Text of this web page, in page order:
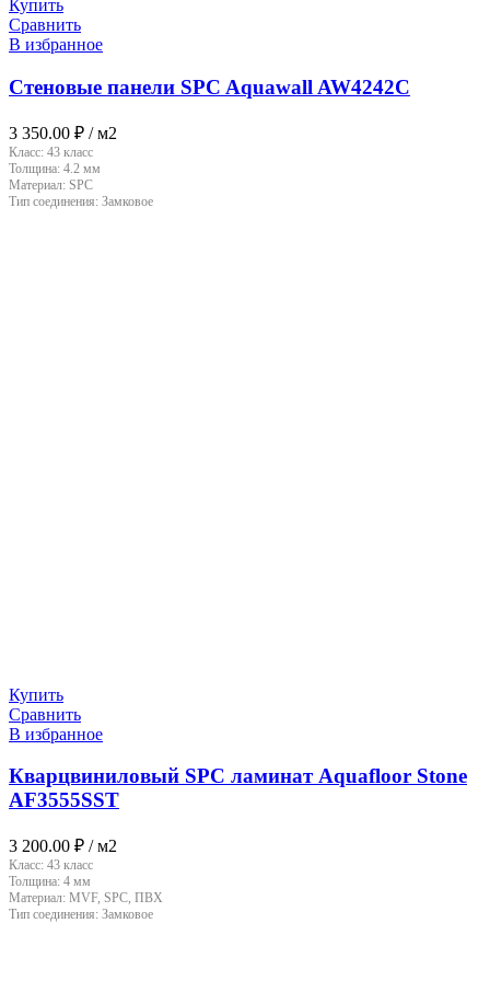
Купить
Сравнить
В избранное
Стеновые панели SPC Aquawall AW4242C
3 350.00 ₽ / м2
Класс: 43 класс
Толщина: 4.2 мм
Материал: SPC
Тип соединения: Замковое
Купить
Сравнить
В избранное
Кварцвиниловый SPC ламинат Aquafloor Stone
AF3555SST
3 200.00 ₽ / м2
Класс: 43 класс
Толщина: 4 мм
Материал: MVF, SPC, ПВХ
Тип соединения: Замковое